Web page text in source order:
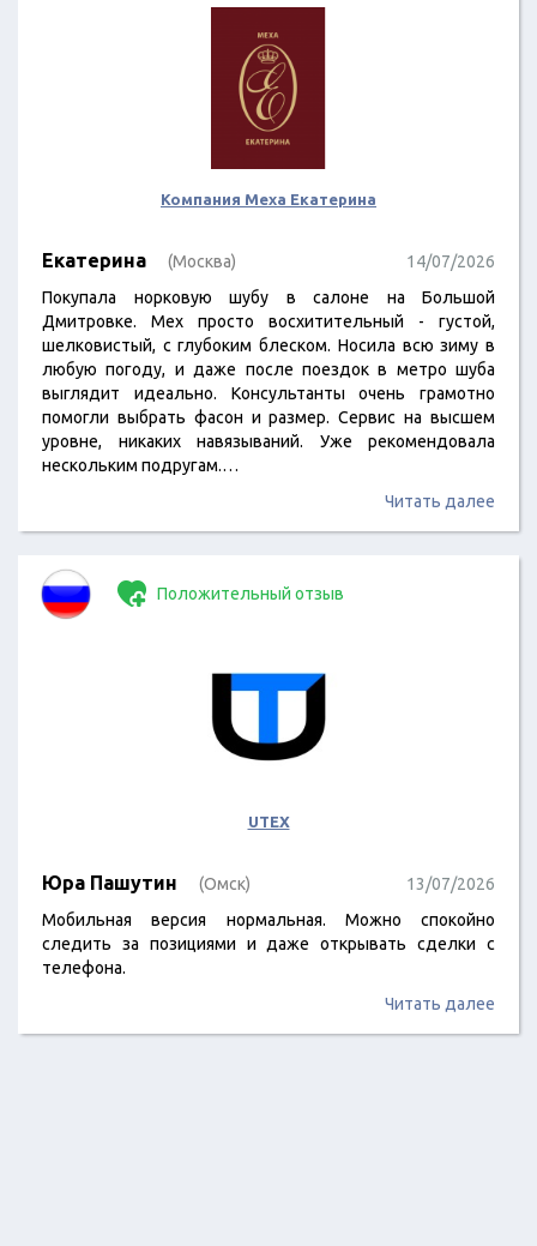
Компания Меха Екатерина
Екатерина (Москва)
14/07/2026
Покупала норковую шубу в салоне на Большой
Дмитровке. Мех просто восхитительный - густой,
шелковистый, с глубоким блеском. Носила всю зиму в
любую погоду, и даже после поездок в метро шуба
выглядит идеально. Консультанты очень грамотно
помогли выбрать фасон и размер. Сервис на высшем
уровне, никаких навязываний. Уже рекомендовала
нескольким подругам.…
Читать далее
Положительный отзыв
UTEX
Юра Пашутин (Омск)
13/07/2026
Мобильная версия нормальная. Можно спокойно
следить за позициями и даже открывать сделки с
телефона.
Читать далее